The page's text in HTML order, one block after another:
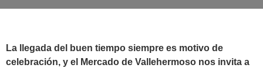
La llegada del buen tiempo siempre es motivo de
celebración, y el Mercado de Vallehermoso nos invita a